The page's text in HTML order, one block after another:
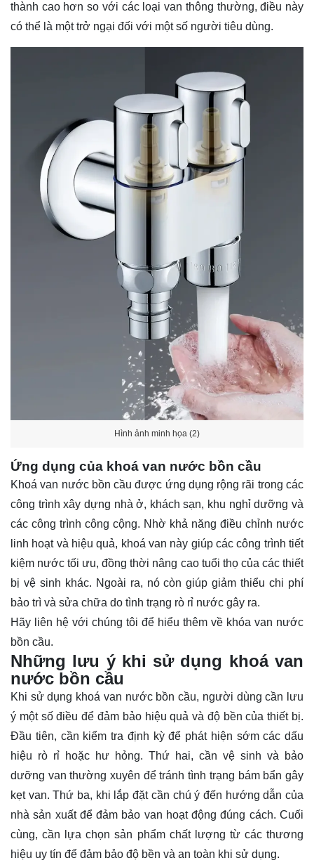
thành cao hơn so với các loại van thông thường, điều này
có thể là một trở ngại đối với một số người tiêu dùng.
Hình ảnh minh họa (2)
Ứng dụng của khoá van nước bồn cầu
Khoá van nước bồn cầu được ứng dụng rộng rãi trong các
công trình xây dựng nhà ở, khách sạn, khu nghỉ dưỡng và
các công trình công cộng. Nhờ khả năng điều chỉnh nước
linh hoạt và hiệu quả, khoá van này giúp các công trình tiết
kiệm nước tối ưu, đồng thời nâng cao tuổi thọ của các thiết
bị vệ sinh khác. Ngoài ra, nó còn giúp giảm thiểu chi phí
bảo trì và sửa chữa do tình trạng rò rỉ nước gây ra.
Hãy liên hệ với chúng tôi để hiểu thêm về khóa van nước
bồn cầu.
Những lưu ý khi sử dụng khoá van
nước bồn cầu
Khi sử dụng khoá van nước bồn cầu, người dùng cần lưu
ý một số điều để đảm bảo hiệu quả và độ bền của thiết bị.
Đầu tiên, cần kiểm tra định kỳ để phát hiện sớm các dấu
hiệu rò rỉ hoặc hư hỏng. Thứ hai, cần vệ sinh và bảo
dưỡng van thường xuyên để tránh tình trạng bám bẩn gây
kẹt van. Thứ ba, khi lắp đặt cần chú ý đến hướng dẫn của
nhà sản xuất để đảm bảo van hoạt động đúng cách. Cuối
cùng, cần lựa chọn sản phẩm chất lượng từ các thương
hiệu uy tín để đảm bảo độ bền và an toàn khi sử dụng.